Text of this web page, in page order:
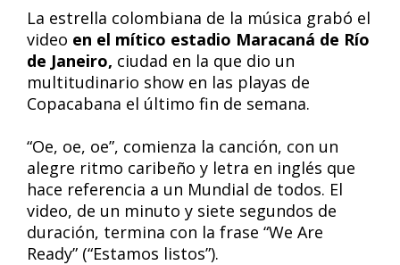
La estrella colombiana de la música grabó el
video en el mítico estadio Maracaná de Río
de Janeiro, ciudad en la que dio un
multitudinario show en las playas de
Copacabana el último fin de semana.
“Oe, oe, oe”, comienza la canción, con un
alegre ritmo caribeño y letra en inglés que
hace referencia a un Mundial de todos. El
video, de un minuto y siete segundos de
duración, termina con la frase “We Are
Ready” (“Estamos listos”).